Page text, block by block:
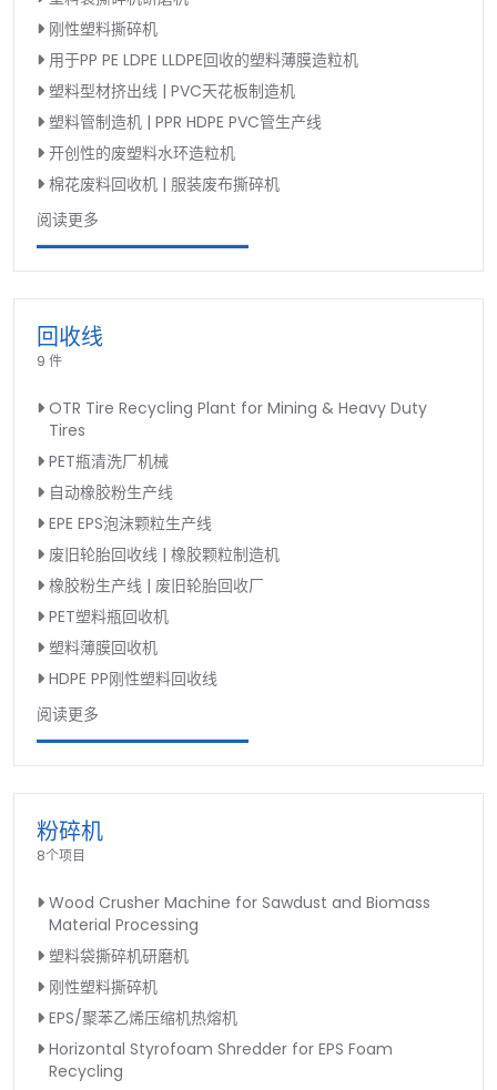
刚性塑料撕碎机
用于PP PE LDPE LLDPE回收的塑料薄膜造粒机
塑料型材挤出线 | PVC天花板制造机
塑料管制造机 | PPR HDPE PVC管生产线
开创性的废塑料水环造粒机
棉花废料回收机 | 服装废布撕碎机
阅读更多
回收线
9 件
OTR Tire Recycling Plant for Mining & Heavy Duty
Tires
PET瓶清洗厂机械
自动橡胶粉生产线
EPE EPS泡沫颗粒生产线
废旧轮胎回收线 | 橡胶颗粒制造机
橡胶粉生产线 | 废旧轮胎回收厂
PET塑料瓶回收机
塑料薄膜回收机
HDPE PP刚性塑料回收线
阅读更多
粉碎机
8个项目
Wood Crusher Machine for Sawdust and Biomass
Material Processing
塑料袋撕碎机研磨机
刚性塑料撕碎机
EPS/聚苯乙烯压缩机热熔机
Horizontal Styrofoam Shredder for EPS Foam
Recycling